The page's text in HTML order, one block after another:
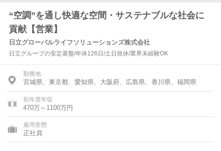
“空調”を通し快適な空間・サステナブルな社会に
貢献【営業】
日立グローバルライフソリューションズ株式会社
日立グループの安定基盤/年休126日/土日祝休/業界未経験OK
勤務地
宮城県、東京都、愛知県、大阪府、広島県、香川県、福岡県
初年度年収
470万～1100万円
雇用形態
正社員